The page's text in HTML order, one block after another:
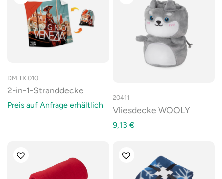
DM.TX.010
2-in-1-Stranddecke
Preis auf Anfrage erhältlich
20411
Vliesdecke WOOLY
9,13 €